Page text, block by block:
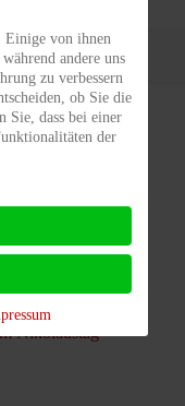
Nikolaustag
Einige von ihnen
andere uns
zu verbessern
ob Sie die
Sie, dass bei einer
der